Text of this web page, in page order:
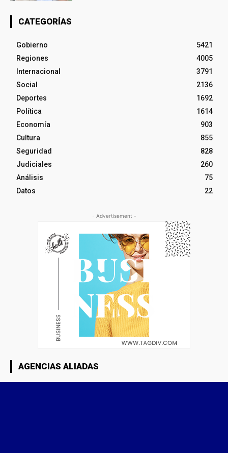
CATEGORÍAS
Gobierno
5421
Regiones
4005
Internacional
3791
Social
2136
Deportes
1692
Política
1614
Economía
903
Cultura
855
Seguridad
828
Judiciales
260
Análisis
75
Datos
22
- Advertisement -
AGENCIAS ALIADAS